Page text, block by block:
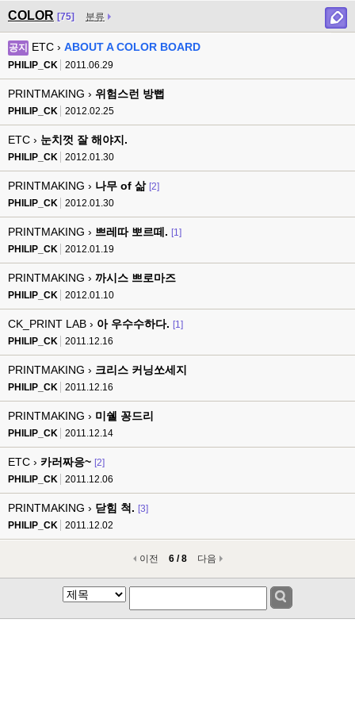
COLOR [75] 분류
공지 ETC › ABOUT A COLOR BOARD
PHILIP_CK 2011.06.29
PRINTMAKING › 위험스런 방뻡
PHILIP_CK 2012.02.25
ETC › 눈치껏 잘 해야지.
PHILIP_CK 2012.01.30
PRINTMAKING › 나무 of 삶 [2]
PHILIP_CK
2012.01.30
PRINTMAKING › 쁘레따 뽀르떼. [1]
PHILIP_CK
2012.01.19
PRINTMAKING › 까시스 쁘로마즈
PHILIP_CK 2012.01.10
CK_PRINT LAB › 아 우수수하다. [1]
PHILIP_CK
2011.12.16
PRINTMAKING › 크리스 커닝쏘세지
PHILIP_CK 2011.12.16
PRINTMAKING › 미쉘 꽁드리
PHILIP_CK 2011.12.14
ETC › 카러짜응~ [2]
PHILIP_CK
2011.12.06
PRINTMAKING › 닫힘 척. [3]
PHILIP_CK
2011.12.02
이전 6 / 8 다음